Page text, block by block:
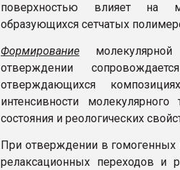
поверхностью влияет на
образующихся сетчатых
Формирование
отверждении
отверждающихся
интенсивности
состояния и реологических
При отверждении в гомогенных
релаксационных переходов и